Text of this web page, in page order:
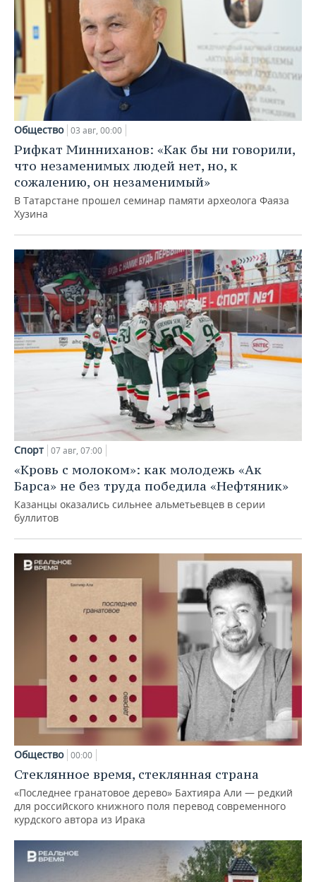
Общество 03 авг, 00:00
Рифкат Минниханов: «Как бы ни говорили,
что незаменимых людей нет, но, к
сожалению, он незаменимый»
В Татарстане прошел семинар памяти археолога Фаяза
Хузина
Спорт 07 авг, 07:00
«Кровь с молоком»: как молодежь «Ак
Барса» не без труда победила «Нефтяник»
Казанцы оказались сильнее альметьевцев в серии
буллитов
Общество 00:00
Стеклянное время, стеклянная страна
«Последнее гранатовое дерево» Бахтияра Али — редкий
для российского книжного поля перевод современного
курдского автора из Ирака